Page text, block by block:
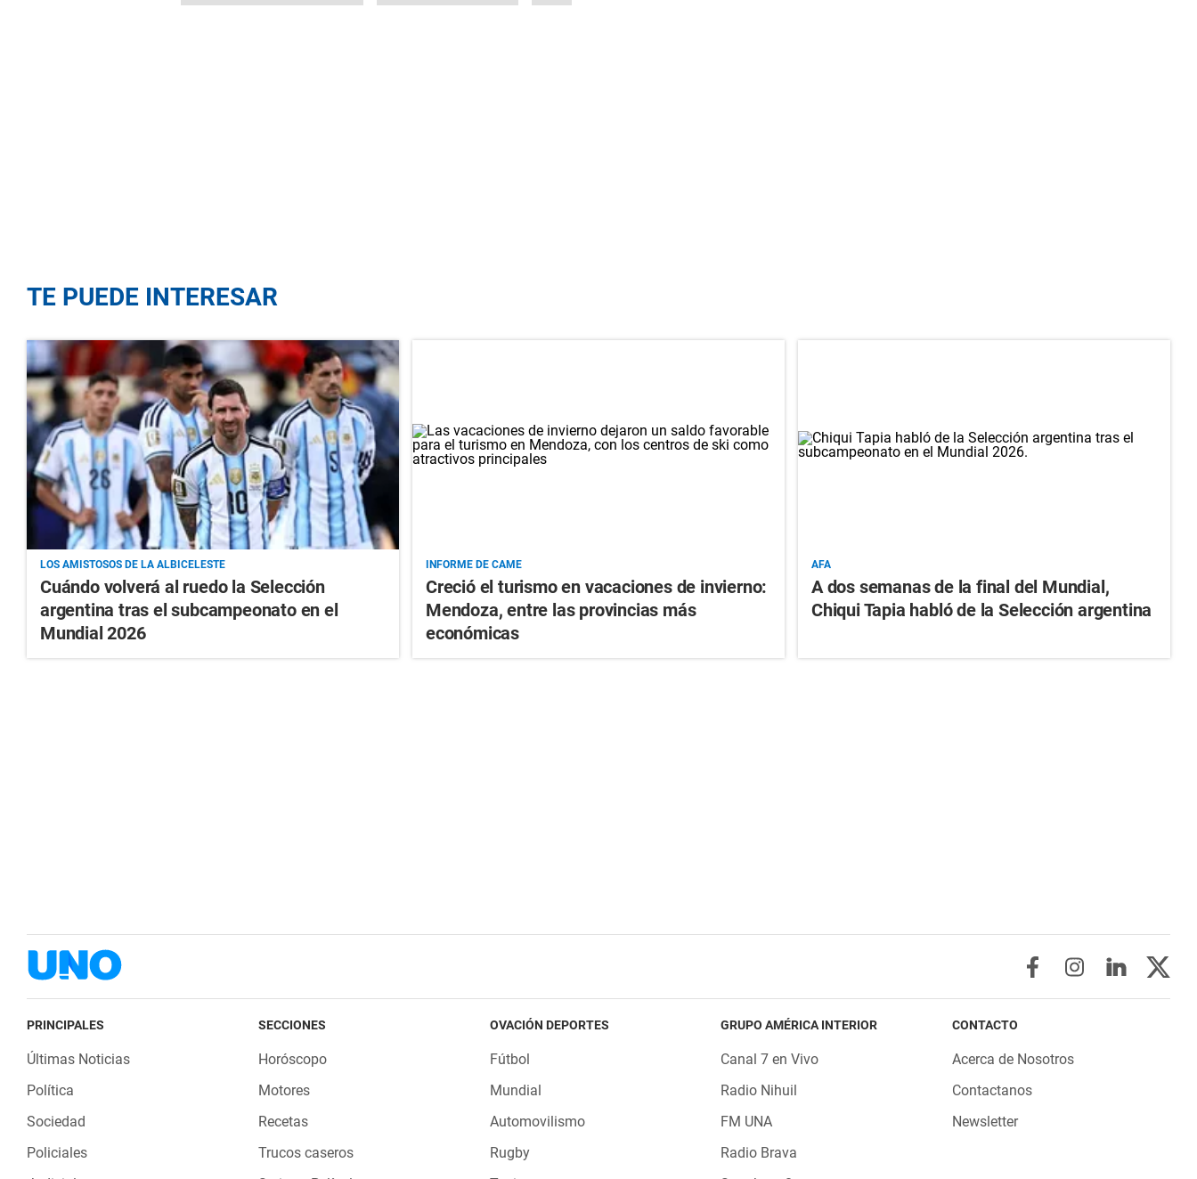
TE PUEDE INTERESAR
LOS AMISTOSOS DE LA ALBICELESTE
Cuándo volverá al ruedo la Selección
argentina tras el subcampeonato en el
Mundial 2026
INFORME DE CAME
Creció el turismo en vacaciones de invierno:
Mendoza, entre las provincias más
económicas
AFA
A dos semanas de la final del Mundial,
Chiqui Tapia habló de la Selección argentina
PRINCIPALES
Últimas Noticias
Política
Sociedad
Policiales
SECCIONES
Horóscopo
Motores
Recetas
Trucos caseros
OVACIÓN DEPORTES
Fútbol
Mundial
Automovilismo
Rugby
GRUPO AMÉRICA INTERIOR
Canal 7 en Vivo
Radio Nihuil
FM UNA
Radio Brava
CONTACTO
Acerca de Nosotros
Contactanos
Newsletter